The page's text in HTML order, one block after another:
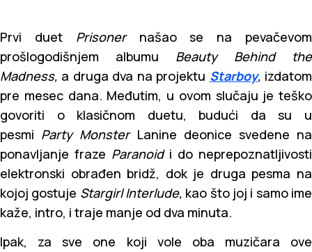
Prvi duet Prisoner našao se na pevačevom
prošlogodišnjem albumu Beauty Behind the
Madness, a druga dva na projektu Starboy, izdatom
pre mesec dana. Međutim, u ovom slučaju je teško
govoriti o klasičnom duetu, budući da su u
pesmi Party Monster Lanine deonice svedene na
ponavljanje fraze Paranoid i do neprepoznatljivosti
elektronski obrađen bridž, dok je druga pesma na
kojoj gostuje Stargirl Interlude, kao što joj i samo ime
kaže, intro, i traje manje od dva minuta.
Ipak, za sve one koji vole oba muzičara ove